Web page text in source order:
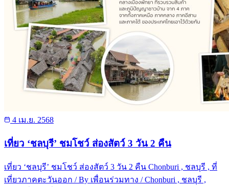
4 เม.ย. 2568
เที่ยว ‘ชลบุรี’ ชมโชว์ ส่องสัตว์ 3 วัน 2 คืน
เที่ยว ‘ชลบุรี’ ชมโชว์ ส่องสัตว์ 3 วัน 2 คืน Chonburi , ชลบุรี , ที่
เที่ยวภาคตะวันออก / By เพื่อนร่วมทาง / Chonburi , ชลบุรี ,